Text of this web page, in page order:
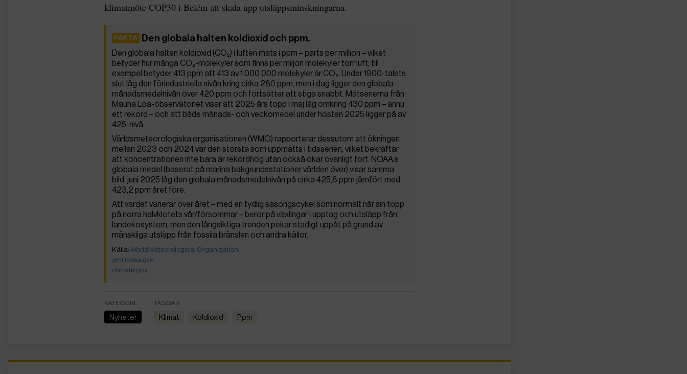
klimatmöte COP30 i Belém att skala upp utsläppsminskningarna.
Den globala halten koldioxid och ppm.
Den globala halten koldioxid (CO₂) i luften mäts i ppm – parts per million – vilket
betyder hur många CO₂-molekyler som finns per miljon molekyler torr luft; till
exempel betyder 413 ppm att 413 av 1 000 000 molekyler är CO₂. Under 1900-talets
slut låg den förindustriella nivån kring cirka 280 ppm, men i dag ligger den globala
månadsmedelnivån över 420 ppm och fortsätter att stiga snabbt. Mätserierna från
Mauna Loa-observatoriet visar att 2025 års topp i maj låg omkring 430 ppm – ännu
ett rekord – och att både månads- och veckomedel under hösten 2025 ligger på av
425-nivå.
Världsmeteorologiska organisationen (WMO) rapporterar dessutom att ökningen
mellan 2023 och 2024 var den största som uppmätts i tidsserien, vilket bekräftar
att koncentrationen inte bara är rekordhög utan också ökar ovanligt fort. NOAA:s
globala medel (baserat på marina bakgrundsstationer världen över) visar samma
bild: juni 2025 låg den globala månadsmedelnivån på cirka 425,8 ppm jämfört med
423,2 ppm året före.
Att värdet varierar över året – med en tydlig säsongscykel som normalt når sin topp
på norra halvklotets vår/försommar – beror på växlingar i upptag och utsläpp från
landekosystem, men den långsiktiga trenden pekar stadigt uppåt på grund av
mänskliga utsläpp från fossila bränslen och andra källor.
World Meteorological Organization
gml.noaa.gov
climate.gov
KATEGORI
Nyheter
TAGGAR
Klimat koldioxid ppm